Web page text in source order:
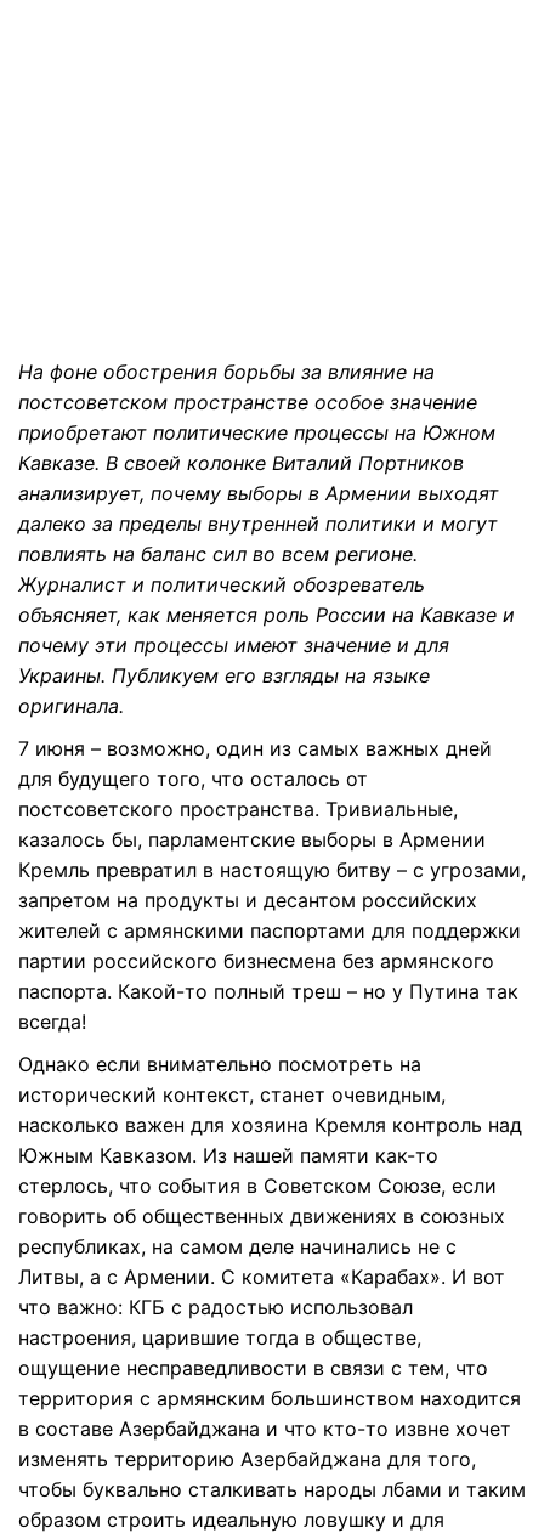
На фоне обострения борьбы за влияние на
постсоветском пространстве особое значение
приобретают политические процессы на Южном
Кавказе. В своей колонке Виталий Портников
анализирует, почему выборы в Армении выходят
далеко за пределы внутренней политики и могут
повлиять на баланс сил во всем регионе.
Журналист и политический обозреватель
объясняет, как меняется роль России на Кавказе и
почему эти процессы имеют значение и для
Украины. Публикуем его взгляды на языке
оригинала.
7 июня – возможно, один из самых важных дней
для будущего того, что осталось от
постсоветского пространства. Тривиальные,
казалось бы, парламентские выборы в Армении
Кремль превратил в настоящую битву – с угрозами,
запретом на продукты и десантом российских
жителей с армянскими паспортами для поддержки
партии российского бизнесмена без армянского
паспорта. Какой-то полный треш – но у Путина так
всегда!
Однако если внимательно посмотреть на
исторический контекст, станет очевидным,
насколько важен для хозяина Кремля контроль над
Южным Кавказом. Из нашей памяти как-то
стерлось, что события в Советском Союзе, если
говорить об общественных движениях в союзных
республиках, на самом деле начинались не с
Литвы, а с Армении. С комитета «Карабах». И вот
что важно: КГБ с радостью использовал
настроения, царившие тогда в обществе,
ощущение несправедливости в связи с тем, что
территория с армянским большинством находится
в составе Азербайджана и что кто-то извне хочет
изменять территорию Азербайджана для того,
чтобы буквально сталкивать народы лбами и таким
образом строить идеальную ловушку и для